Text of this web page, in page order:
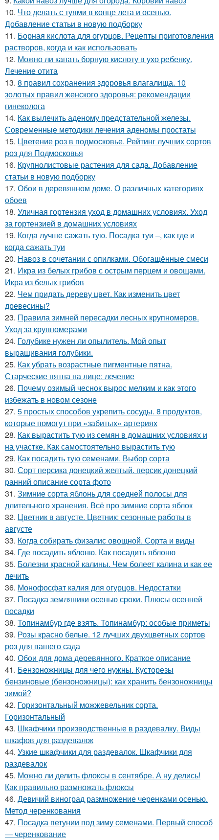
10. Что делать с туями в конце лета и осенью.
Добавление статьи в новую подборку
11. Борная кислота для огурцов. Рецепты приготовления
растворов, когда и как использовать
12. Можно ли капать борную кислоту в ухо ребенку.
Лечение отита
13. 8 правил сохранения здоровья влагалища. 10
золотых правил женского здоровья: рекомендации
гинеколога
14. Как вылечить аденому предстательной железы.
Современные методики лечения аденомы простаты
15. Цветение роз в подмосковье. Рейтинг лучших сортов
роз для Подмосковья
16. Крупнолистовые растения для сада. Добавление
статьи в новую подборку
17. Обои в деревянном доме. О различных категориях
обоев
18. Уличная гортензия уход в домашних условиях. Уход
за гортензией в домашних условиях
19. Когда лучше сажать тую. Посадка туи –, как где и
когда сажать туи
20. Навоз в сочетании с опилками. Обогащённые смеси
21. Икра из белых грибов с острым перцем и овощами.
Икра из белых грибов
22. Чем придать дереву цвет. Как изменить цвет
древесины?
23. Правила зимней пересадки лесных крупномеров.
Уход за крупномерами
24. Голубике нужен ли опылитель. Мой опыт
выращивания голубики.
25. Как убрать возрастные пигментные пятна.
Старческие пятна на лице: лечение
26. Почему озимый чеснок вырос мелким и как этого
избежать в новом сезоне
27. 5 простых способов укрепить сосуды. 8 продуктов,
которые помогут при «забитых» артериях
28. Как вырастить тую из семян в домашних условиях и
на участке. Как самостоятельно вырастить тую
29. Как посадить тую семенами. Выбор сорта
30. Сорт персика донецкий желтый. персик донецкий
ранний описание сорта фото
31. Зимние сорта яблонь для средней полосы для
длительного хранения. Всё про зимние сорта яблок
32. Цветник в августе. Цветник: сезонные работы в
августе
33. Когда собирать физалис овощной. Сорта и виды
34. Где посадить яблоню. Как посадить яблоню
35. Болезни красной калины. Чем болеет калина и как ее
лечить
36. Монофосфат калия для огурцов. Недостатки
37. Посадка земляники осенью сроки. Плюсы осенней
посадки
38. Топинамбур где взять. Топинамбур: особые приметы
39. Розы красно белые. 12 лучших двухцветных сортов
роз для вашего сада
40. Обои для дома деревянного. Краткое описание
41. Бензоножницы для чего нужны. Кусторезы
бензиновые (бензоножницы): как хранить бензоножницы
зимой?
42. Горизонтальный можжевельник сорта.
Горизонтальный
43. Шкафчики производственные в раздевалку. Виды
шкафов для раздевалок
44. Узкие шкафчики для раздевалок. Шкафчики для
раздевалок
45. Можно ли делить флоксы в сентябре. А ну делись!
Как правильно размножать флоксы
46. Девичий виноград размножение черенками осенью.
Метод черенкования
47. Посадка петунии под зиму семенами. Первый способ
— черенкование